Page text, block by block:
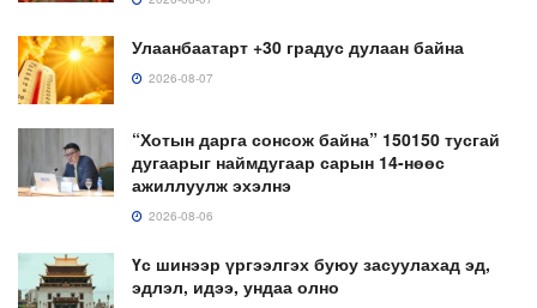
Улаанбаатарт +30 градус дулаан байна
2026-08-07
“Хотын дарга сонсож байна” 150150 тусгай
дугаарыг наймдугаар сарын 14-нөөс
ажиллуулж эхэлнэ
2026-08-06
Үс шинээр үргээлгэх буюу засуулахад эд,
эдлэл, идээ, ундаа олно